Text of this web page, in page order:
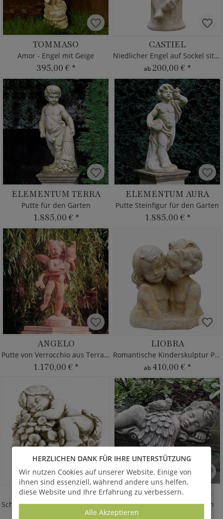
TOMMASO
Amor - Engel mit Geige
395,00 € *
CASTIEL
Niedlicher Engel auf Sockel sitzend
ab200,00 € *
ELEMENTUM TERRA
Putte für den Garten
1.885,00 € *
ELEMENTUM AURA
Putte Steinfigur für den Garten
1.885,00 € *
ANGELO
Putte von Verrocchio aus Terrakotta
1.170,00 € *
LIOBRA
Romantische Kinderskulptur Putte
ab 410,00 € *
SINEREUS
Schlafender Blüten Junge aus Stein
ANGELUS COLUMBA
Schlafender Engel aus Stein
HERZLICHEN DANK FÜR IHRE UNTERSTÜTZUNG
Wir nutzen Cookies auf unserer Website. Einige von
ihnen sind essenziell, während andere uns helfen,
diese Website und Ihre Erfahrung zu verbessern.
Alle Akzeptieren